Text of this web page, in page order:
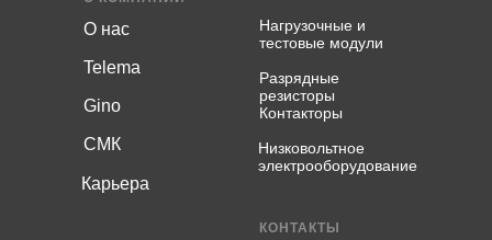
О нас
КОНТАКТЫ
Карьера
СМК
Gino
Telema
Нагрузочные и
тестовые модули
Разрядные
резисторы
Низковольтное
электрооборудование
Контакторы